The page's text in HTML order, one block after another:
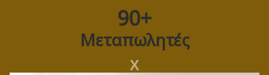
90+
Μεταπωλητές
X